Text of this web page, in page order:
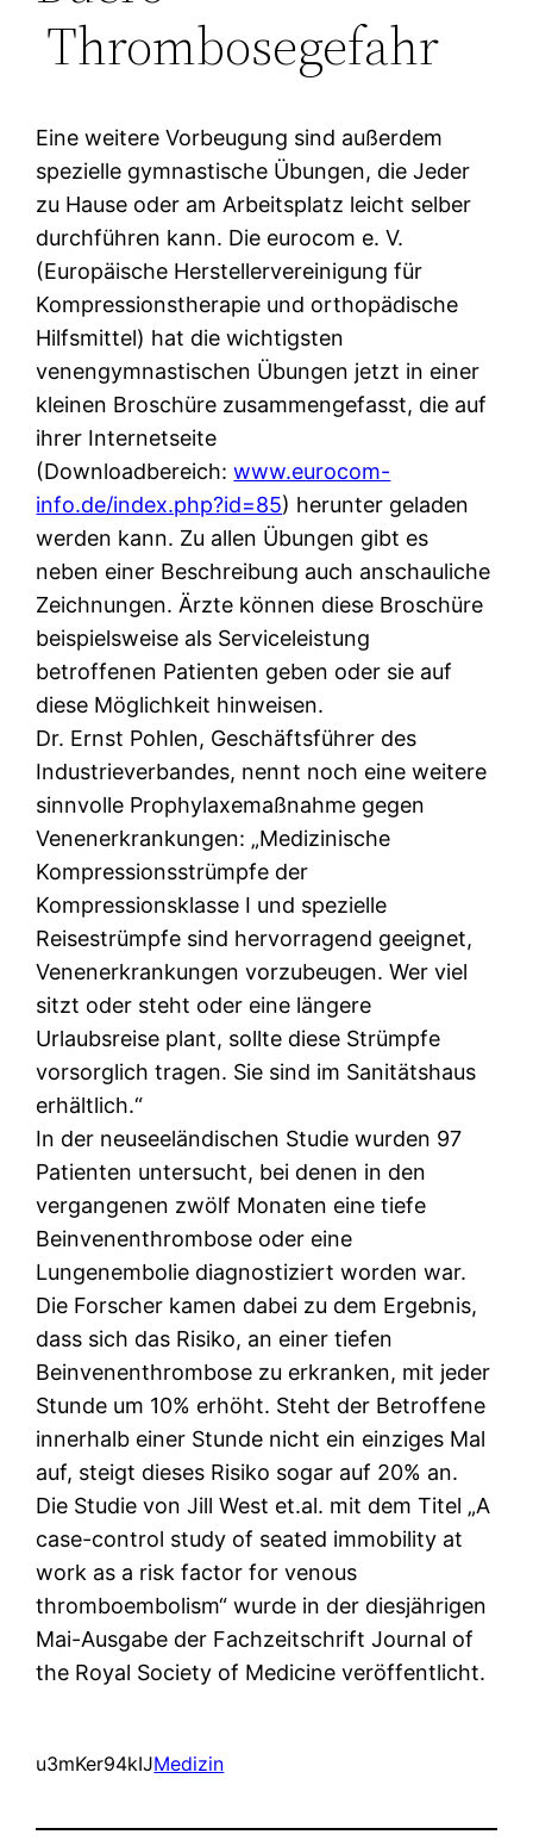
Thrombosegefahr
Eine weitere Vorbeugung sind außerdem
spezielle gymnastische Übungen, die Jeder
zu Hause oder am Arbeitsplatz leicht selber
durchführen kann. Die eurocom e. V.
(Europäische Herstellervereinigung für
Kompressionstherapie und orthopädische
Hilfsmittel) hat die wichtigsten
venengymnastischen Übungen jetzt in einer
kleinen Broschüre zusammengefasst, die auf
ihrer Internetseite
(Downloadbereich:www.eurocom-
info.de/index.php?id=85) herunter geladen
werden kann. Zu allen Übungen gibt es
neben einer Beschreibung auch anschauliche
Zeichnungen. Ärzte können diese Broschüre
beispielsweise als Serviceleistung
betroffenen Patienten geben oder sie auf
diese Möglichkeit hinweisen.
Dr. Ernst Pohlen, Geschäftsführer des
Industrieverbandes, nennt noch eine weitere
sinnvolle Prophylaxemaßnahme gegen
Venenerkrankungen: „Medizinische
Kompressionsstrümpfe der
Kompressionsklasse I und spezielle
Reisestrümpfe sind hervorragend geeignet,
Venenerkrankungen vorzubeugen. Wer viel
sitzt oder steht oder eine längere
Urlaubsreise plant, sollte diese Strümpfe
vorsorglich tragen. Sie sind im Sanitätshaus
erhältlich.“
In der neuseeländischen Studie wurden 97
Patienten untersucht, bei denen in den
vergangenen zwölf Monaten eine tiefe
Beinvenenthrombose oder eine
Lungenembolie diagnostiziert worden war.
Die Forscher kamen dabei zu dem Ergebnis,
dass sich das Risiko, an einer tiefen
Beinvenenthrombose zu erkranken, mit jeder
Stunde um 10% erhöht. Steht der Betroffene
innerhalb einer Stunde nicht ein einziges Mal
auf, steigt dieses Risiko sogar auf 20% an.
Die Studie von Jill West et.al. mit dem Titel „A
case-control study of seated immobility at
work as a risk factor for venous
thromboembolism“ wurde in der diesjährigen
Mai-Ausgabe der Fachzeitschrift Journal of
the Royal Society of Medicine veröffentlicht.
u3mKer94kIJMedizin